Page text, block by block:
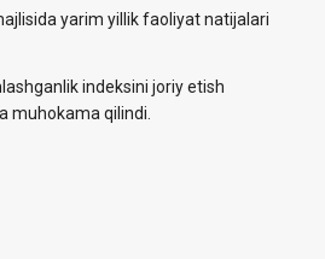
yarim yillik faoliyat natijalari
indeksini joriy etish
muhokama qilindi.